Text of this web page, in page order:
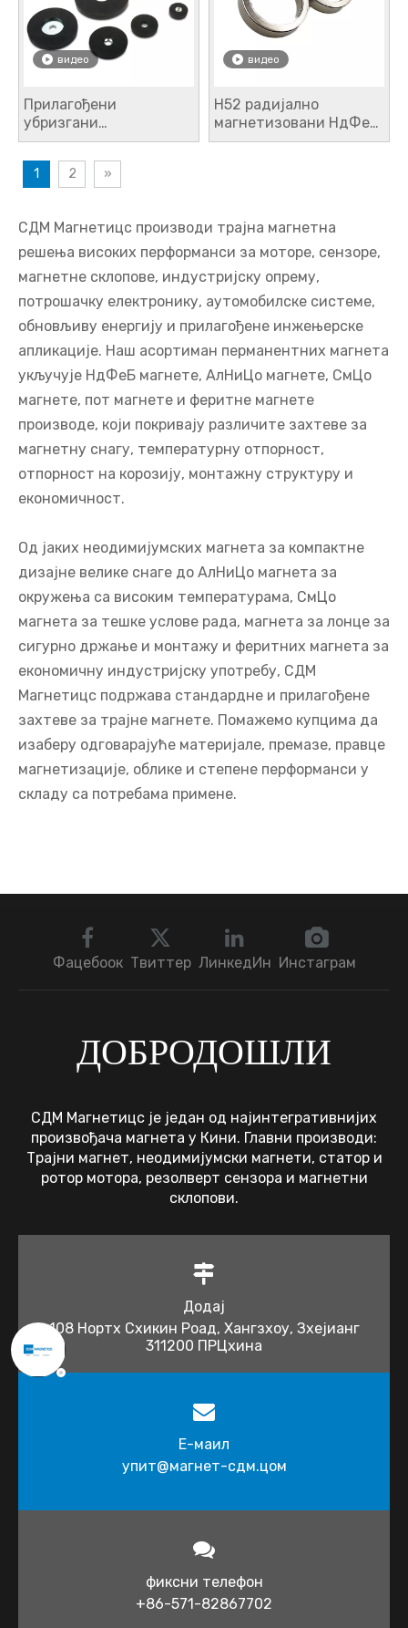
видео
Прилагођени
убризгани
неодимијумски магнет
за индустријску
употребу
видео
Н52 радијално
магнетизовани НдФеБ
магнет за електронику
1 2 »
СДМ Магнетицс производи трајна магнетна
решења високих перформанси за моторе, сензоре,
магнетне склопове, индустријску опрему,
потрошачку електронику, аутомобилске системе,
обновљиву енергију и прилагођене инжењерске
апликације. Наш асортиман перманентних магнета
укључује НдФеБ магнете, АлНиЦо магнете, СмЦо
магнете, пот магнете и феритне магнете
производе, који покривају различите захтеве за
магнетну снагу, температурну отпорност,
отпорност на корозију, монтажну структуру и
економичност.
Од јаких неодимијумских магнета за компактне
дизајне велике снаге до АлНиЦо магнета за
окружења са високим температурама, СмЦо
магнета за тешке услове рада, магнета за лонце за
сигурно држање и монтажу и феритних магнета за
економичну индустријску употребу, СДМ
Магнетицс подржава стандардне и прилагођене
захтеве за трајне магнете. Помажемо купцима да
изаберу одговарајуће материјале, премазе, правце
магнетизације, облике и степене перформанси у
складу са потребама примене.
Фацебоок Твиттер ЛинкедИн Инстаграм
ДОБРОДОШЛИ
СДМ Магнетицс је један од најинтегративнијих
произвођача магнета у Кини. Главни производи:
Трајни магнет, неодимијумски магнети, статор и
ротор мотора, резолверт сензора и магнетни
склопови.
Додај
108 Нортх Схикин Роад, Хангзхоу, Зхејианг
311200 ПРЦхина
Е-маил
упит@магнет-сдм.цом​​​​​​
фиксни телефон
+86-571-82867702